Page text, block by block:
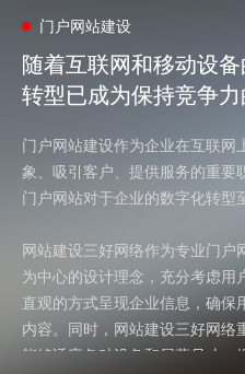
门户网站建设
随着互联网和移动设
转型已成为保持竞争
随着互联网和移动设
转型已成为保持竞争
门户网站建设作为企业在互联网
象、吸引客户、提供服务的重要
门户网站对于企业的数字化转型
网站建设三好网络作为专业门户
为中心的设计理念，充分考虑用
直观的方式呈现企业信息，确保
内容。同时，网站建设三好网络
能够适应各种设备和屏幕尺寸，